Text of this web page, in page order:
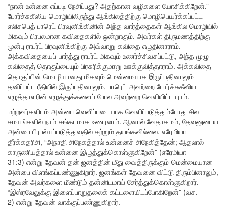
“நான் உன்னை எப்படி நேசிப்பது? அதற்கான வழிகளை யோசிக்கிறேன்.”
போர்ச்சுகீஸிய மொழியிலிருந்து ஆங்கிலத்திற்கு மொழிபெயர்க்கப்பட்ட
எலிசபெத் பாரெட் பிரவுனிங்கினின் அந்த வார்த்தைகள் ஆங்கில மொழியில்
மிகவும் பிரபலமான கவிதைகளில் ஒன்றாகும். அவர்கள் திருமணத்திற்கு
முன்பு ராபர்ட் பிரவுனிங்கிற்கு அவ்வாறு கவிதை எழுதினாராம்.
அக்கவிதையைப் பார்த்து ராபர்ட் மிகவும் உணர்ச்சிவசப்பட்டு, அந்த முழு
கவிதைத் தொகுப்பையும் பிரசுரிக்குமாறு ஊக்குவித்தாராம். அக்கவிதை
தொகுப்பின் மொழியானது மிகவும் மென்மையாக இருப்பதினாலும்
தனிப்பட்ட ரீதியில் இருப்பதினாலும், பாரெட் அவற்றை போர்ச்சுகீஸிய
எழுத்தாளரின் எழுத்துக்களைப் போல அவற்றை வெளியிட்டாராம்.
மற்றவர்களிடம் அன்பை வெளிப்படையாக வெளிப்படுத்தும்போது சில
சமயங்களில் நாம் சங்கடமாக உணரலாம். ஆனால் வேதாகமம், தேவனுடைய
அன்பை பிரபல்யப்படுத்துவதில் சற்றும் தயங்கவில்லை. எரேமியா
தீர்க்கதரிசி, “அநாதி சிநேகத்தால் உன்னைச் சிநேகித்தேன்; ஆதலால்
காருணியத்தால் உன்னை இழுத்துக்கொள்ளுகிறேன்” (எரேமியா
31:3) என்று தேவன் தன் ஜனத்தின் மீது வைத்திருக்கும் மென்மையான
அன்பை விளங்கப்பண்ணுகிறார். ஜனங்கள் தேவனை விட்டு திரும்பினாலும்,
தேவன் அவர்களை மீண்டும் தன்னிடமாய் சேர்த்துக்கொள்ளுகிறார்.
“இஸ்ரவேலுக்கு இளைப்பாறுதலைக் கட்டளையிடப்போகிறேன்” (வச.
2) என்று தேவன் வாக்குப்பண்ணுகிறார்.